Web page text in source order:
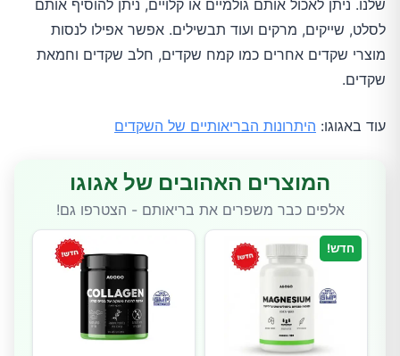
שלנו. ניתן לאכול אותם גולמיים או קלויים, ניתן להוסיף אותם
לסלט, שייקים, מרקים ועוד תבשילים. אפשר אפילו לנסות
מוצרי שקדים אחרים כמו קמח שקדים, חלב שקדים וחמאת
שקדים.
עוד באגוגו: היתרונות הבריאותיים של השקדים
המוצרים האהובים של אגוגו
אלפים כבר משפרים את בריאותם - הצטרפו גם!
חדש!